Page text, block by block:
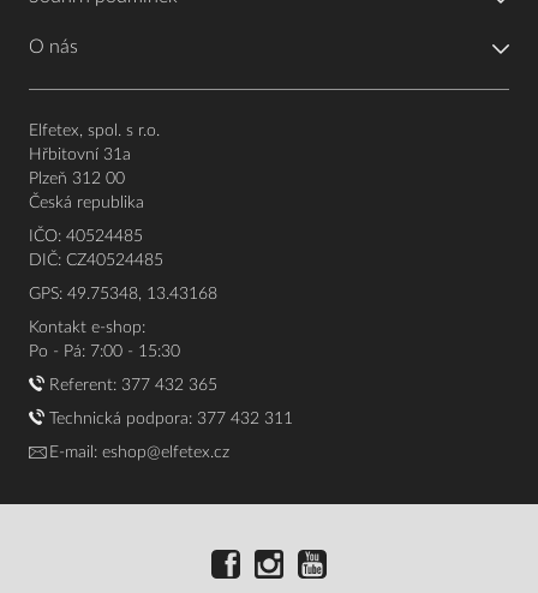
O nás
Elfetex, spol. s r.o.
Hřbitovní 31a
Plzeň 312 00
Česká republika
IČO: 40524485
DIČ: CZ40524485
GPS: 49.75348, 13.43168
Kontakt e-shop:
Po - Pá: 7:00 - 15:30
Referent: 377 432 365
Technická podpora: 377 432 311
E-mail: eshop@elfetex.cz